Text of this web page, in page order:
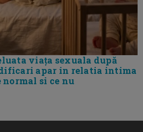
viața sexuala după
apar in relatia intima
normal si ce nu